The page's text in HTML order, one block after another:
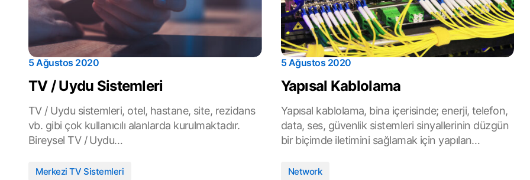
5 Ağustos 2020
TV / Uydu Sistemleri
TV / Uydu sistemleri, otel, hastane, site, rezidans
vb. gibi çok kullanıcılı alanlarda kurulmaktadır.
Bireysel TV / Uydu…
Merkezi TV Sistemleri
5 Ağustos 2020
Yapısal Kablolama
Yapısal kablolama, bina içerisinde; enerji, telefon,
data, ses, güvenlik sistemleri sinyallerinin düzgün
bir biçimde iletimini sağlamak için yapılan…
Network